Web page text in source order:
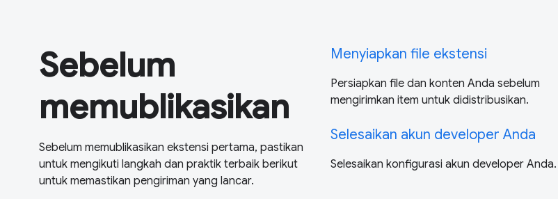
Sebelum
memublikasikan
Sebelum memublikasikan ekstensi pertama, pastikan
untuk mengikuti langkah dan praktik terbaik berikut
untuk memastikan pengiriman yang lancar.
Menyiapkan file ekstensi
Persiapkan file dan konten Anda sebelum
mengirimkan item untuk didistribusikan.
Selesaikan akun developer Anda
Selesaikan konfigurasi akun developer Anda.